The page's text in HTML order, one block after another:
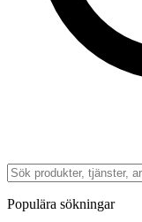
Populära sökningar